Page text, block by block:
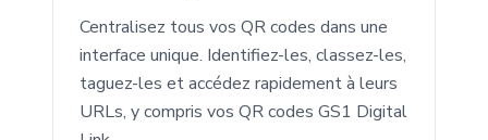
Centralisez tous vos QR codes dans une
interface unique. Identifiez-les, classez-les,
taguez-les et accédez rapidement à leurs
URLs, y compris vos QR codes GS1 Digital